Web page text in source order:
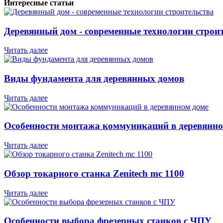
Интересные статьи
Деревянный дом - современные технологии
Читать далее
Виды фундамента для деревянных домов
Читать далее
Особенности монтажа коммуникаций в
Читать далее
Обзор токарного станка Zenitech mc 1100
Читать далее